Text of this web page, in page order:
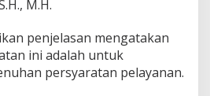
M.H.
penjelasan mengatakan
ini adalah untuk
persyaratan pelayanan.